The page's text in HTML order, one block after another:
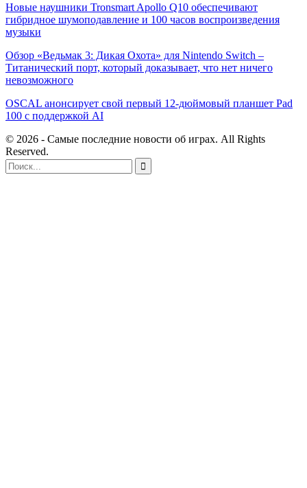
Новые наушники Tronsmart Apollo Q10 обеспечивают
гибридное шумоподавление и 100 часов воспроизведения
музыки
Обзор «Ведьмак 3: Дикая Охота» для Nintendo Switch –
Титанический порт, который доказывает, что нет ничего
невозможного
OSCAL анонсирует свой первый 12-дюймовый планшет Pad
100 с поддержкой AI
© 2026 - Самые последние новости об играх. All Rights
Reserved.